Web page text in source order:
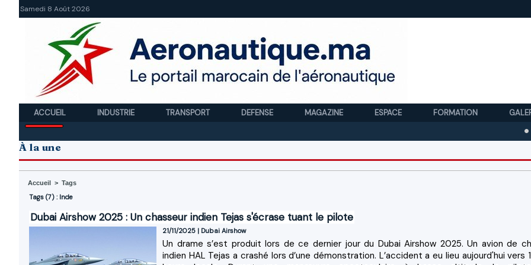
Samedi 8 Août 2026
ACCUEIL INDUSTRIE TRANSPORT DEFENSE MAGAZINE ESPACE FORMATION
Royal
À la une
Accueil > Tags
Tags (7) : Inde
Dubai Airshow 2025 : Un chasseur indien Tejas s'écrase tuant le pilote
21/11/2025 | Dubai Airshow
Un drame s’est produit lors de ce dernier jour du Dubai Airshow 2025. Un avion de
indien HAL Tejas a crashé lors d’une démonstration. L’accident a eu lieu aujourd'hui vers